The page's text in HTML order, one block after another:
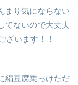
まり気にならない
てないので大丈夫
ざいます！！
絹豆腐乗っけただ